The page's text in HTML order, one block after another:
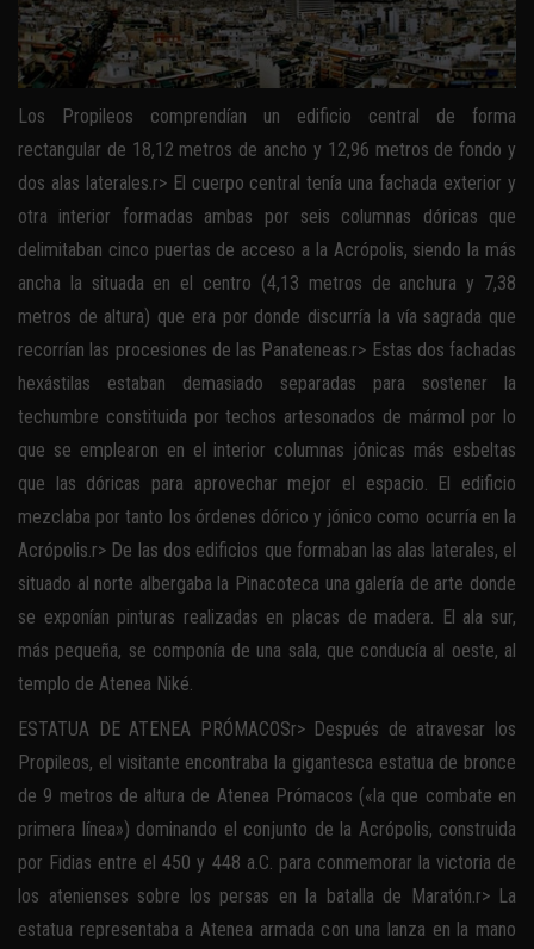
Los Propileos comprendían un edificio central de forma
rectangular de 18,12 metros de ancho y 12,96 metros de fondo y
dos alas laterales.r> El cuerpo central tenía una fachada exterior y
otra interior formadas ambas por seis columnas dóricas que
delimitaban cinco puertas de acceso a la Acrópolis, siendo la más
ancha la situada en el centro (4,13 metros de anchura y 7,38
metros de altura) que era por donde discurría la vía sagrada que
recorrían las procesiones de las Panateneas.r> Estas dos fachadas
hexástilas estaban demasiado separadas para sostener la
techumbre constituida por techos artesonados de mármol por lo
que se emplearon en el interior columnas jónicas más esbeltas
que las dóricas para aprovechar mejor el espacio. El edificio
mezclaba por tanto los órdenes dórico y jónico como ocurría en la
Acrópolis.r> De las dos edificios que formaban las alas laterales, el
situado al norte albergaba la Pinacoteca una galería de arte donde
se exponían pinturas realizadas en placas de madera. El ala sur,
más pequeña, se componía de una sala, que conducía al oeste, al
templo de Atenea Niké.
ESTATUA DE ATENEA PRÓMACOSr> Después de atravesar los
Propileos, el visitante encontraba la gigantesca estatua de bronce
de 9 metros de altura de Atenea Prómacos («la que combate en
primera línea») dominando el conjunto de la Acrópolis, construida
por Fidias entre el 450 y 448 a.C. para conmemorar la victoria de
los atenienses sobre los persas en la batalla de Maratón.r> La
estatua representaba a Atenea armada con una lanza en la mano